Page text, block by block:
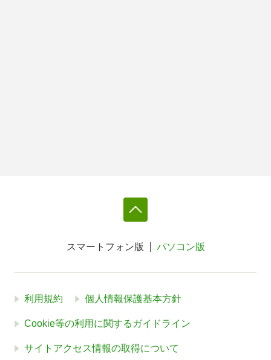
スマートフォン版 パソコン版
利用規約 個人情報保護基本方針
Cookie等の利用に関するガイドライン
サイトアクセス情報の取得について